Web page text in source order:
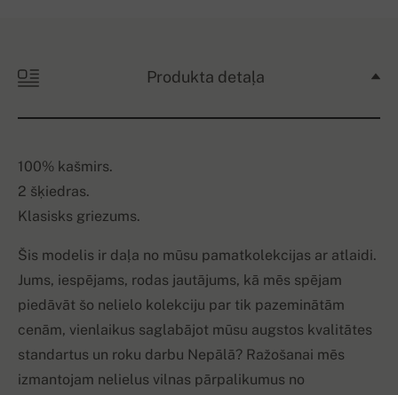
Produkta detaļa
100% kašmirs.
2 šķiedras.
Klasisks griezums.
Šis modelis ir daļa no mūsu pamatkolekcijas ar atlaidi.
Jums, iespējams, rodas jautājums, kā mēs spējam
piedāvāt šo nelielo kolekciju par tik pazeminātām
cenām, vienlaikus saglabājot mūsu augstos kvalitātes
standartus un roku darbu Nepālā? Ražošanai mēs
izmantojam nelielus vilnas pārpalikumus no